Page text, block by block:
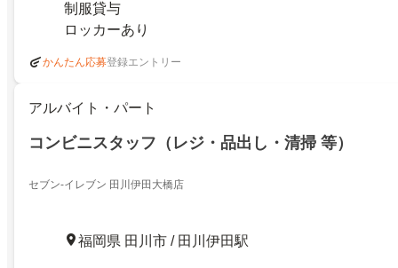
制服貸与
ロッカーあり
かんたん応募登録エントリー
アルバイト・パート
コンビニスタッフ（レジ・品出し・清掃 等）
セブン-イレブン 田川伊田大橋店
福岡県 田川市 / 田川伊田駅